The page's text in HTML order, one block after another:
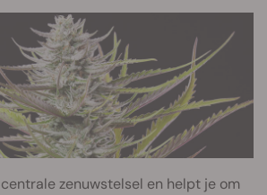
zenuwstelsel en helpt je om